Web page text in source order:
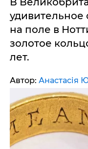
удивительное
на поле в
золотое
лет.
Автор: Анастасія